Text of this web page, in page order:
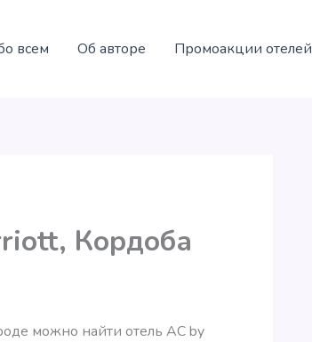
всем Об авторе Промоакции отелей
Кордоба
можно найти отель AC by